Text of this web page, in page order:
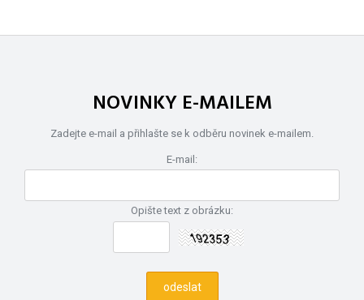
NOVINKY E-MAILEM
Zadejte e-mail a přihlašte se k odběru novinek e-mailem.
E-mail:
Opište text z obrázku: